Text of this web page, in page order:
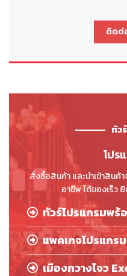
ติดต่
ทัว
โปร
สั่งซื้อสินค้า และนำเข้าสินค้
อาชีพ ได้ของเร็ว
ทัวร์โปรแกรมพร้
แพคเกจโปรแกร
เมืองกวางโจว